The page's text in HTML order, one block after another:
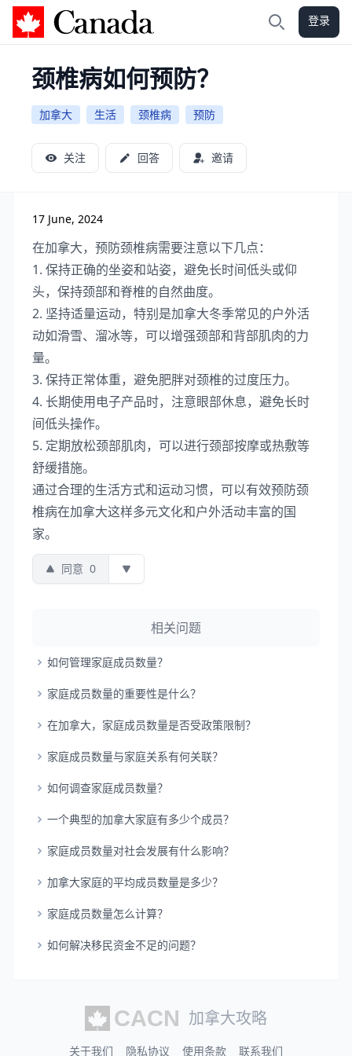
加拿大攻略 登录
颈椎病如何预防？
加拿大 生活 颈椎病 预防
关注 回答 邀请
17 June, 2024
在加拿大，预防颈椎病需要注意以下几点：
1. 保持正确的坐姿和站姿，避免长时间低头或仰
头，保持颈部和脊椎的自然曲度。
2. 坚持适量运动，特别是加拿大冬季常见的户外活
动如滑雪、溜冰等，可以增强颈部和背部肌肉的力
量。
3. 保持正常体重，避免肥胖对颈椎的过度压力。
4. 长期使用电子产品时，注意眼部休息，避免长时
间低头操作。
5. 定期放松颈部肌肉，可以进行颈部按摩或热敷等
舒缓措施。
通过合理的生活方式和运动习惯，可以有效预防颈
椎病在加拿大这样多元文化和户外活动丰富的国
家。
同意 0
相关问题
如何管理家庭成员数量？
家庭成员数量的重要性是什么？
在加拿大，家庭成员数量是否受政策限制？
家庭成员数量与家庭关系有何关联？
如何调查家庭成员数量？
一个典型的加拿大家庭有多少个成员？
家庭成员数量对社会发展有什么影响？
加拿大家庭的平均成员数量是多少？
家庭成员数量怎么计算？
如何解决移民资金不足的问题？
加拿大攻略
关于我们 隐私协议 使用条款 联系我们